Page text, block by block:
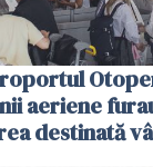
aeriene
destinată